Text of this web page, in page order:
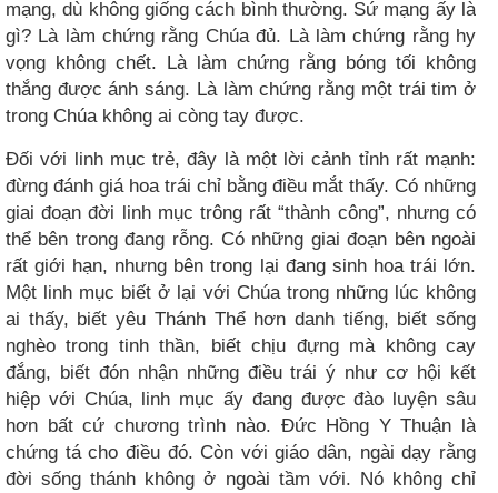
mạng, dù không giống cách bình thường. Sứ mạng ấy là
gì? Là làm chứng rằng Chúa đủ. Là làm chứng rằng hy
vọng không chết. Là làm chứng rằng bóng tối không
thắng được ánh sáng. Là làm chứng rằng một trái tim ở
trong Chúa không ai còng tay được.
Đối với linh mục trẻ, đây là một lời cảnh tỉnh rất mạnh:
đừng đánh giá hoa trái chỉ bằng điều mắt thấy. Có những
giai đoạn đời linh mục trông rất “thành công”, nhưng có
thể bên trong đang rỗng. Có những giai đoạn bên ngoài
rất giới hạn, nhưng bên trong lại đang sinh hoa trái lớn.
Một linh mục biết ở lại với Chúa trong những lúc không
ai thấy, biết yêu Thánh Thể hơn danh tiếng, biết sống
nghèo trong tinh thần, biết chịu đựng mà không cay
đắng, biết đón nhận những điều trái ý như cơ hội kết
hiệp với Chúa, linh mục ấy đang được đào luyện sâu
hơn bất cứ chương trình nào. Đức Hồng Y Thuận là
chứng tá cho điều đó. Còn với giáo dân, ngài dạy rằng
đời sống thánh không ở ngoài tầm với. Nó không chỉ